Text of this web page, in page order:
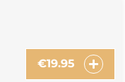
€19.95